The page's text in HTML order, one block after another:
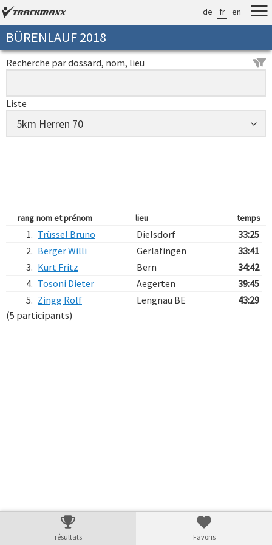
de fr en
BÜRENLAUF 2018
Recherche par dossard, nom, lieu
Liste
rang nom et prénom lieu temps
1. Trüssel Bruno Dielsdorf
33:25
2. Berger Willi Gerlafingen
33:41
3. Kurt Fritz Bern
34:42
4. Tosoni Dieter Aegerten
39:45
5. Zingg Rolf Lengnau BE
43:29
(5 participants)
résultats Favoris